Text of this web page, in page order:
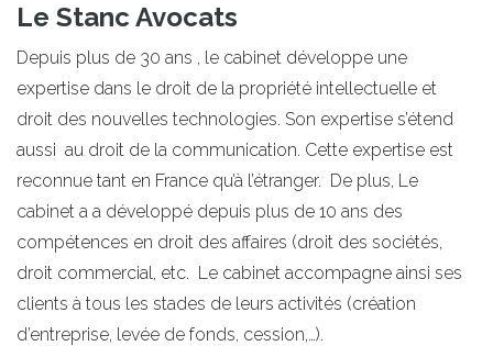
Le Stanc Avocats
Depuis plus de 30 ans , le cabinet développe une
expertise dans le droit de la propriété intellectuelle et
droit des nouvelles technologies. Son expertise s’étend
aussi au droit de la communication. Cette expertise est
reconnue tant en France qu’à l’étranger. De plus, Le
cabinet a a développé depuis plus de 10 ans des
compétences en droit des affaires (droit des sociétés,
droit commercial, etc. Le cabinet accompagne ainsi ses
clients à tous les stades de leurs activités (création
d’entreprise, levée de fonds, cession,…).